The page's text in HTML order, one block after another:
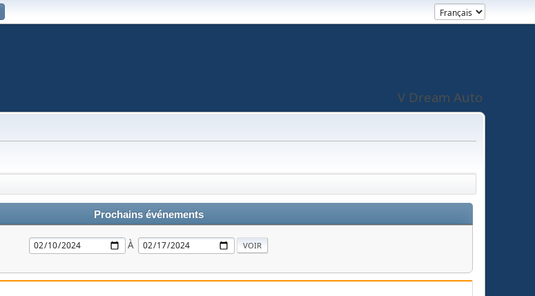
V Dream Auto
Prochains événements
À